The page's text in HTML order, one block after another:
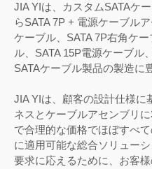
JIA YIは、カスタムSATAケ
らSATA 7P + 電源ケーブル
ケーブル、SATA 7P右角ケ
ル、SATA 15P電源ケーブル
SATAケーブル製品の製造に
JIA YIは、顧客の設計仕様に
ネスとケーブルアセンブリ
で合理的な価格でほぼすべ
に適用可能な総合ソリュー
要求に応えるために、お客